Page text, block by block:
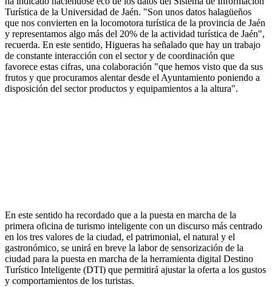
Turística de la Universidad de Jaén. "Son unos datos halagüeños
que nos convierten en la locomotora turística de la provincia de Jaén
y representamos algo más del 20% de la actividad turística de Jaén",
recuerda. En este sentido, Higueras ha señalado que hay un trabajo
de constante interacción con el sector y de coordinación que
favorece estas cifras, una colaboración "que hemos visto que da sus
frutos y que procuramos alentar desde el Ayuntamiento poniendo a
disposición del sector productos y equipamientos a la altura".
En este sentido ha recordado que a la puesta en marcha de la
primera oficina de turismo inteligente con un discurso más centrado
en los tres valores de la ciudad, el patrimonial, el natural y el
gastronómico, se unirá en breve la labor de sensorización de la
ciudad para la puesta en marcha de la herramienta digital Destino
Turístico Inteligente (DTI) que permitirá ajustar la oferta a los gustos
y comportamientos de los turistas.